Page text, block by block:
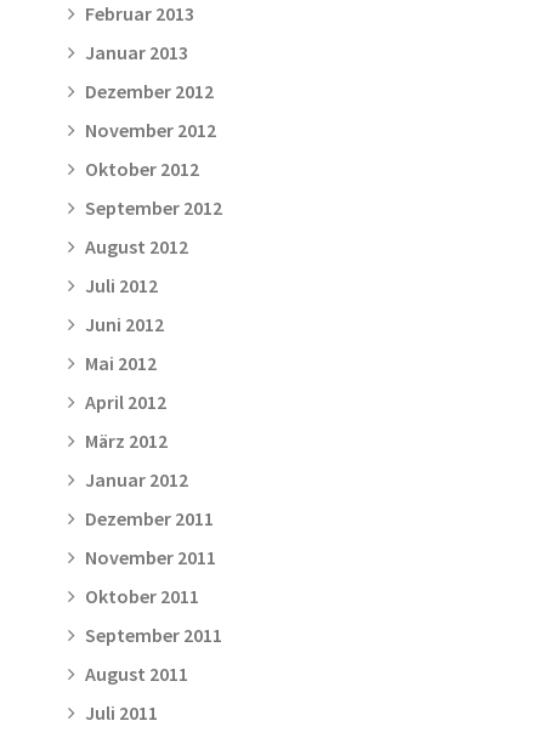
Februar 2013
Januar 2013
Dezember 2012
November 2012
Oktober 2012
September 2012
August 2012
Juli 2012
Juni 2012
Mai 2012
April 2012
März 2012
Januar 2012
Dezember 2011
November 2011
Oktober 2011
September 2011
August 2011
Juli 2011